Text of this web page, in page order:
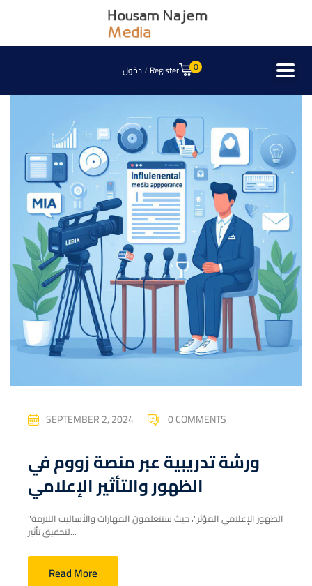
0 دخول/Register
SEPTEMBER 2, 2024 0 COMMENTS
ورشة تدريبية عبر منصة زووم في
الظهور والتأثير الإعلامي
"الظهور الإعلامي المؤثر"، حيث ستتعلمون المهارات والأساليب اللازمة
لتحقيق تأثير...
Read More